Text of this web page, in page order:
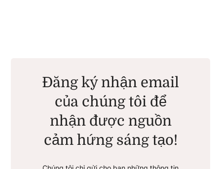
Đăng ký nhận email
của chúng tôi để
nhận được nguồn
cảm hứng sáng tạo!